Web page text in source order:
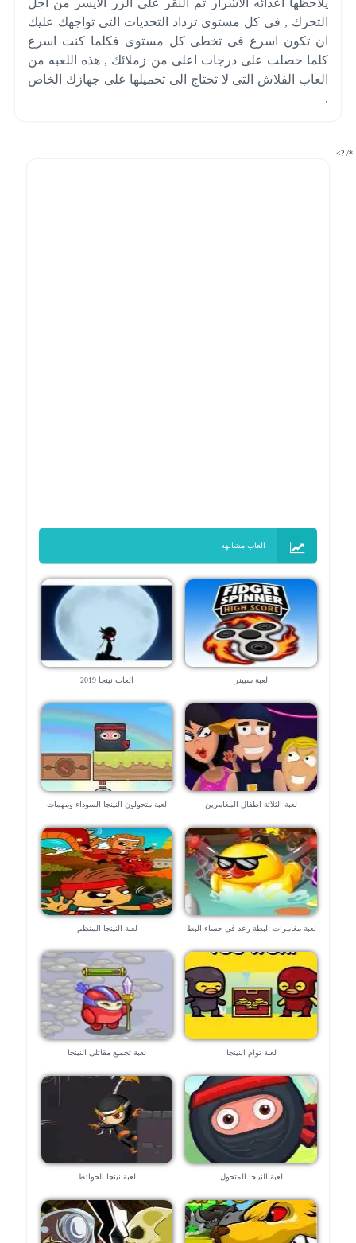
يلاحظها اعدائه الاشرار ثم النقر على الزر الايسر من اجل
التحرك , فى كل مستوى تزداد التحديات التى تواجهك عليك
ان تكون اسرع فى تخطى كل مستوى فكلما كنت اسرع
كلما حصلت على درجات اعلى من زملائك , هذه اللعبه من
العاب الفلاش التى لا تحتاج الى تحميلها على جهازك الخاص
.
*/ ?>
العاب مشابهه
لعبة سبينر العاب نينجا 2019
لعبة الثلاثة اطفال المغامرين
لعبة متحولون النينجا السوداء ومهمات
لعبة مغامرات البطة رعد فى حساء البط
لعبة النينجا المنظم
لعبة توام النينجا لعبة تجميع مقاتلى النينجا
لعبة النينجا المتحول لعبة نينجا الحوائط